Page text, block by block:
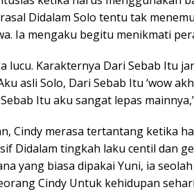
Didalam Solo tentu tak
Ia mengaku begitu menikmati
lucu. Karakternya Dari Sebab Itu
asli Solo, Dari Sebab Itu ‘wow
Itu aku sangat lepas
Cindy merasa tertantang ketika
Didalam tingkah laku centil dan
yang biasa dipakai Yuni, ia
Cindy Untuk kehidupan